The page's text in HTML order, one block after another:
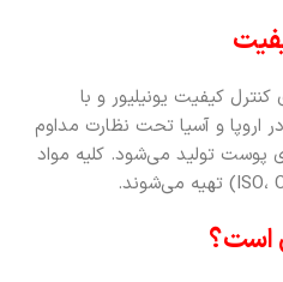
کنترل کیفیت یونیلیور و با
اروپا و آسیا تحت نظارت مداوم
تولید می‌شود. کلیه مواد
است؟